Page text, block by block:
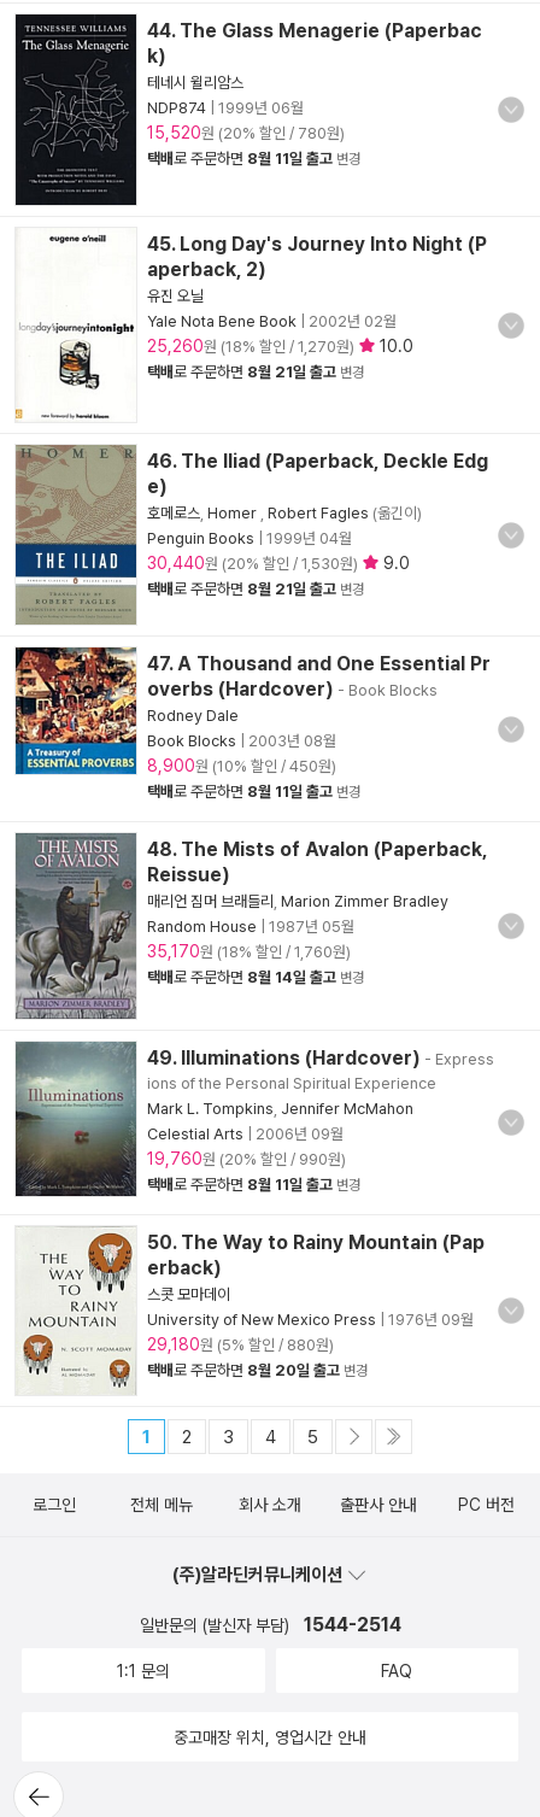
44. The Glass Menagerie (Paperbac
k)
테네시 윌리암스
NDP874
1999년 06월
15,520원 (20% 할인 / 780원)
택배로 주문하면 8월 11일 출고 변경
45. Long Day's Journey Into Night (P
aperback, 2)
유진 오닐
Yale Nota Bene Book
2002년 02월
25,260원 (18% 할인 / 1,270원) 10.0
택배로 주문하면 8월 21일 출고 변경
46. The Iliad (Paperback, Deckle Edg
e)
호메로스 Homer Robert Fagles (옮긴이)
Penguin Books
1999년 04월
30,440원 (20% 할인 / 1,530원) 9.0
택배로 주문하면 8월 21일 출고 변경
47. A Thousand and One Essential Pr
overbs (Hardcover) - Book Blocks
Rodney Dale
Book Blocks
2003년 08월
8,900원 (10% 할인 / 450원)
택배로 주문하면 8월 11일 출고 변경
48. The Mists of Avalon (Paperback,
Reissue)
매리언 짐머 브래들리 Marion Zimmer Bradley
Random House
1987년 05월
35,170원 (18% 할인 / 1,760원)
택배로 주문하면 8월 14일 출고 변경
49. Illuminations (Hardcover) - Express
ions of the Personal Spiritual Experience
Mark L. Tompkins Jennifer McMahon
Celestial Arts
2006년 09월
19,760원 (20% 할인 / 990원)
택배로 주문하면 8월 11일 출고 변경
50. The Way to Rainy Mountain (Pap
erback)
스콧 모마데이
University of New Mexico Press
1976년 09월
29,180원 (5% 할인 / 880원)
택배로 주문하면 8월 20일 출고 변경
1 2 3 4 5
뒤로가
기
로그인 전체 메뉴 회사 소개 출판사 안내 PC 버전
(주)알라딘커뮤니케이션
일반문의 (발신자 부담) 1544-2514
1:1 문의 FAQ
중고매장 위치, 영업시간 안내